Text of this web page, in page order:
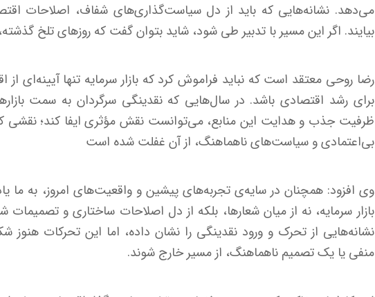
می‌دهد. نشانه‌هایی که باید از دل سیاست‌گذاری‌های شفاف، اصلاحات
بیایند. اگر این مسیر با تدبیر طی شود، شاید بتوان گفت که روزهای تلخ
رضا روحی معتقد است که نباید فراموش کرد که بازار سرمایه تنها آیینه‌ای
برای رشد اقتصادی باشد. در سال‌هایی که نقدینگی سرگردان به سمت
ظرفیت جذب و هدایت این منابع، می‌توانست نقش مؤثری ایفا کند؛ نقشی که
بی‌اعتمادی و سیاست‌های ناهماهنگ، از آن غفلت شده است
وی افزود: همچنان در سایه‌ی تجربه‌های پیشین و واقعیت‌های امروز، به ما
بازار سرمایه، نه از میان شعارها، بلکه از دل اصلاحات ساختاری و تصمیمات
نشانه‌هایی از تحرک و ورود نقدینگی را نشان داده، اما این تحرکات هنوز
منفی یا یک تصمیم ناهماهنگ، از مسیر خارج شوند.